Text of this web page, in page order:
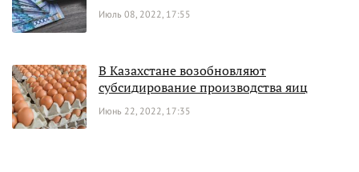
Июль 08, 2022, 17:55
В Казахстане возобновляют
субсидирование производства яиц
Июнь 22, 2022, 17:35